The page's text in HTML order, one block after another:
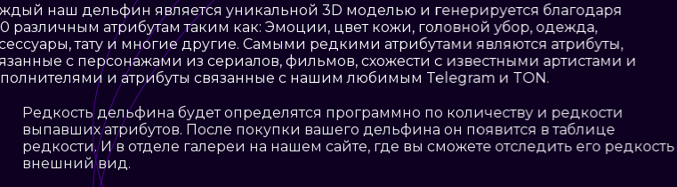
наш дельфин является уникальной 3D моделью и генерируется благодаря
различным атрибутам таким как: Эмоции, цвет кожи, головной убор, одежда,
тату и многие другие. Самыми редкими атрибутами являются атрибуты,
с персонажами из сериалов, фильмов, схожести с известными артистами и
и атрибуты связанные с нашим любимым Telegram и TON.
дельфина будет определятся программно по количеству и редкости
атрибутов. После покупки вашего дельфина он появится в таблице
И в отделе галереи на нашем сайте, где вы сможете отследить его редкость и
вид.